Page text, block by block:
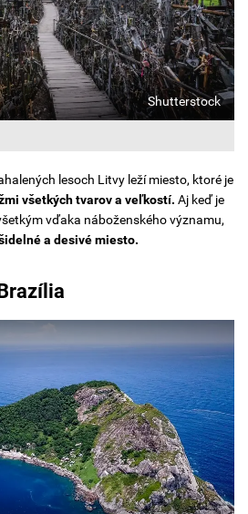
Shutterstock
lesoch Litvy leží miesto, ktoré je
všetkých tvarov a veľkostí. Aj keď je
vďaka náboženského významu,
a desivé miesto.